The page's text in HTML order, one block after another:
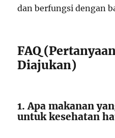
dan berfungsi dengan
FAQ
Diajukan)
1. Apa makanan
untuk kesehatan